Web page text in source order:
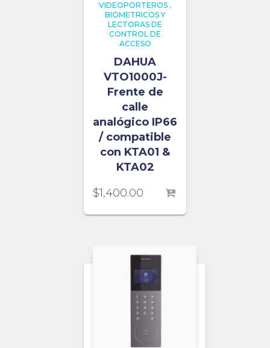
VIDEOPORTEROS ,
BIOMETRICOS Y
LECTORAS DE
CONTROL DE
ACCESO
DAHUA
VTO1000J-
Frente de
calle
analógico IP66
/ compatible
con KTA01 &
KTA02
$1,400.00